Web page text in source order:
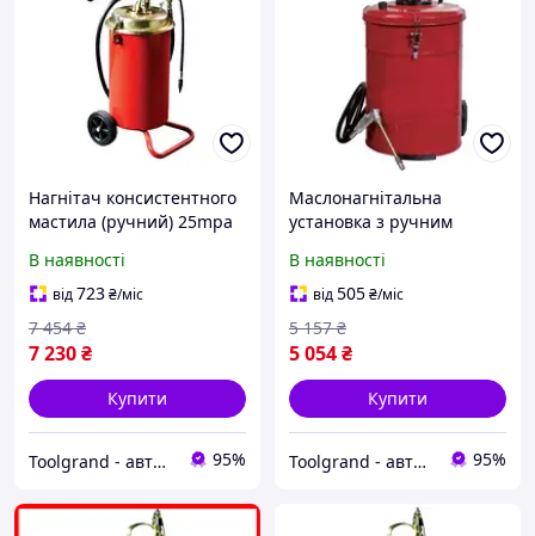
Нагнітач консистентного
мастила (ручний) 25mpa
В наявності
від723₴/міс
7 230₴
7 454 ₴
Купити
Toolgrand - автосервісне обладнання та інструмент 95%
Маслонагнітальна
установка з ручним
В наявності
від505₴/міс
5 054₴
5 157 ₴
Купити
Toolgrand - автосервісне обладнання та інструмент 95%